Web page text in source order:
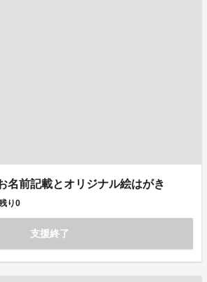
名前記載とオリジナル絵はがき
り0
支援終了